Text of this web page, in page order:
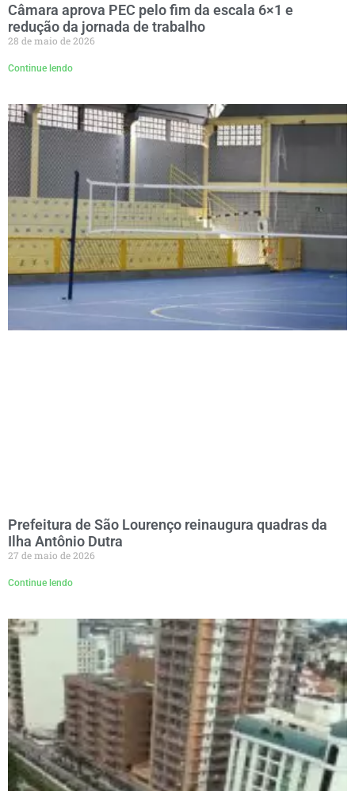
Câmara aprova PEC pelo fim da escala 6×1 e
redução da jornada de trabalho
28 de maio de 2026
Continue lendo
Prefeitura de São Lourenço reinaugura quadras da
Ilha Antônio Dutra
27 de maio de 2026
Continue lendo